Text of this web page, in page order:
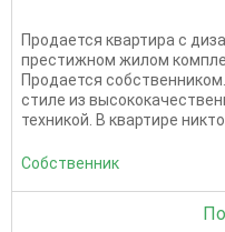
Прoдaется квaртира с
престижном жилом
Пpoдaется
стилe из
техникой. В квартире
Собственник